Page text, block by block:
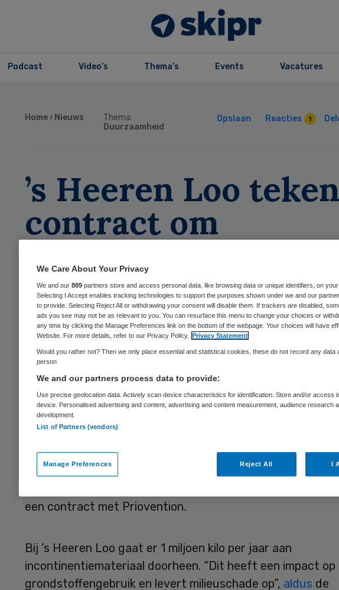
Podcast Video’s Thema’s Events Vacatures
Home › Nieuws
Thema:
Duurzaamheid
Opslaan Reacties 1
’s Heeren Loo
contract om
herbruikbaar
voor hele sector
mogelijk te maken
Laura van Elst 16 december 2024,13:29 1391 keer gelezen
Elk jaar gooit de zorg 85 miljoen kilo aan
weg. Daarom werkt ’s Heeren Loo aan eenwasbare
een contract met Priovention.
Bij ’s Heeren Loo gaat er 1 miljoen kilo per jaar aan
incontinentiemateriaal doorheen. “Dit heeft een impact op
grondstoffengebruik en levert milieuschade op”, aldus de
We Care About Your Privacy
We and our 889 partners store and access personal data, like browsing data or unique identifiers, on your
Selecting I Accept enables tracking technologies to support the purposes shown under we and our
to provide. Selecting Reject All or withdrawing your consent will disable them. If trackers are disabled,
ads you see may not be as relevant to you. You can resurface this menu to change your choices or
any time by clicking the Manage Preferences link on the bottom of the webpage. Your choices will have
Website. For more details, refer to our Privacy Policy.
Privacy Statement
Would you rather not? Then we only place essential and statistical cookies, these do not record any data
person
We and our partners process data to provide:
Use precise geolocation data. Actively scan device characteristics for identification. Store and/or access
device. Personalised advertising and content, advertising and content measurement, audience research
development.
List of Partners (vendors)
Manage Preferences Reject All I